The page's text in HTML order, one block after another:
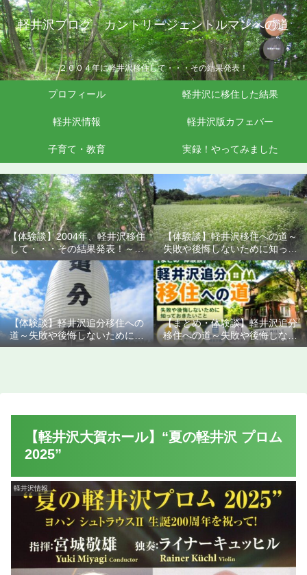
軽井沢ブログ カントリージェントルマンへの道
２００４年に軽井沢移住して・・・その結果発表！
プロフィール 軽井沢に移住した結果
軽井沢情報 軽井沢版カフェバー
子育て・教育 実録！やってみました
【体験談】2004年、軽井沢移住
して・・・その結果発表！～失
敗や後悔しないために知ってお
きたいこと
【体験談】軽井沢移住への道～
失敗や後悔しないために知って
おきたいこと
【体験談】軽井沢追分移住への
道～失敗や後悔しないために知
っておきたいこと
【まとめ・体験談】軽井沢追分
移住への道～失敗や後悔しない
ために知っておきたいこと
【軽井沢大賀ホール】“夏の軽井沢 プロム
2025”
軽井沢情報